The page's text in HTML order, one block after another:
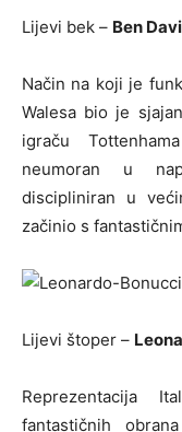
Lijevi bek – Ben
Način na koji je
Walesa bio je
igraču
neumoran u
discipliniran u
začinio s
Lijevi štoper –
Reprezentacija
fantastičnih